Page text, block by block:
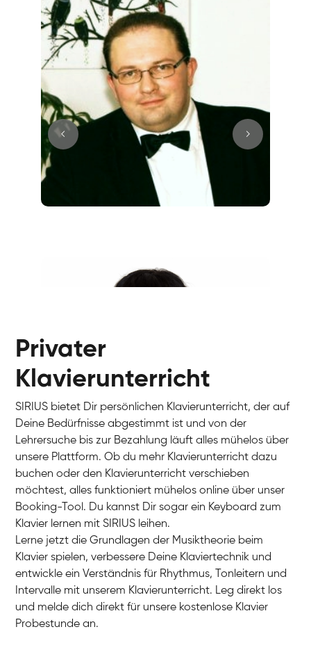
Charlotte
Klavier / Piano / Flügel
Privater
Klavierunterricht
SIRIUS bietet Dir persönlichen Klavierunterricht, der auf
Deine Bedürfnisse abgestimmt ist und von der
Lehrersuche bis zur Bezahlung läuft alles mühelos über
unsere Plattform. Ob du mehr Klavierunterricht dazu
buchen oder den Klavierunterricht verschieben
möchtest, alles funktioniert mühelos online über unser
Booking-Tool. Du kannst Dir sogar ein Keyboard zum
Klavier lernen mit SIRIUS leihen.
Lerne jetzt die Grundlagen der Musiktheorie beim
Klavier spielen, verbessere Deine Klaviertechnik und
entwickle ein Verständnis für Rhythmus, Tonleitern und
Intervalle mit unserem Klavierunterricht. Leg direkt los
und melde dich direkt für unsere kostenlose Klavier
Probestunde an.